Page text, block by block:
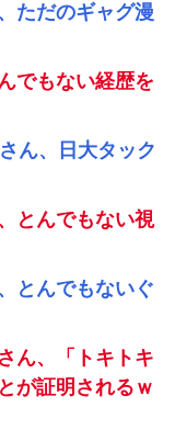
ただのギャグ漫
でもない経歴を
ん、日大タック
とんでもない視
とんでもないぐ
ん、「トキトキ
が証明されるｗ